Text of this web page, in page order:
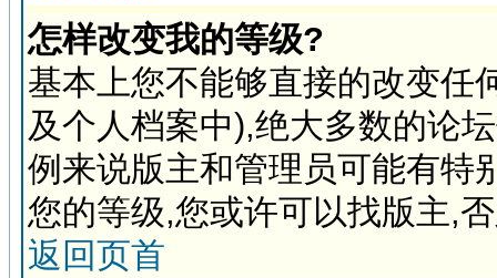
怎样改变我的等级?
基本上您不能够直接的改变任
及个人档案中),绝大多数的论
例来说版主和管理员可能有特
您的等级,您或许可以找版主,
返回页首